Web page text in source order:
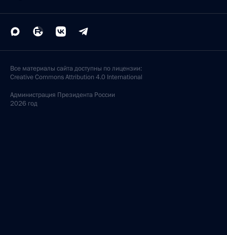
Все материалы сайта доступны по лицензии:
Creative Commons Attribution 4.0 International
Администрация Президента России
2026 год